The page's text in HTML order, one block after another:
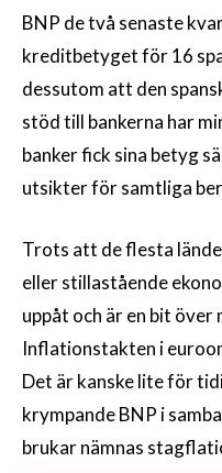
BNP de två senaste
kreditbetyget för 16
dessutom att den
stöd till bankerna har
banker fick sina betyg
utsikter för samtliga
Trots att de flesta
eller stillastående
uppåt och är en bit över
Inflationstakten i
Det är kanske lite för
krympande BNP i
brukar nämnas